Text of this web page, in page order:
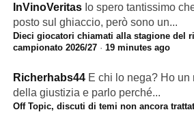
InVinoVeritas Io spero tantissimo
posto sul ghiaccio, però sono un...
Dieci giocatori chiamati alla stagione del
campionato 2026/27· 19 minutes ago
Richerhabs44 E chi lo nega? Ho un
della giustizia e parlo perché...
Off Topic, discuti di temi non ancora